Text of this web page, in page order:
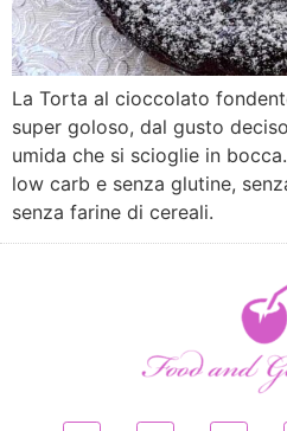
La Torta al cioccolato
super goloso, dal gusto
umida che si scioglie in
low carb e senza glutine,
senza farine di cereali.